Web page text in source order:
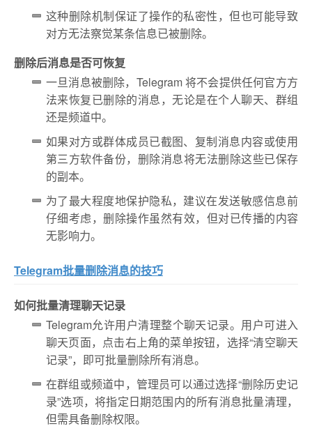
这种删除机制保证了操作的私密性，但也可能导致
对方无法察觉某条信息已被删除。
删除后消息是否可恢复
一旦消息被删除，Telegram 将不会提供任何官方方
法来恢复已删除的消息，无论是在个人聊天、群组
还是频道中。
如果对方或群体成员已截图、复制消息内容或使用
第三方软件备份，删除消息将无法删除这些已保存
的副本。
为了最大程度地保护隐私，建议在发送敏感信息前
仔细考虑，删除操作虽然有效，但对已传播的内容
无影响力。
Telegram批量删除消息的技巧
如何批量清理聊天记录
Telegram允许用户清理整个聊天记录。用户可进入
聊天页面，点击右上角的菜单按钮，选择“清空聊天
记录”，即可批量删除所有消息。
在群组或频道中，管理员可以通过选择“删除历史记
录”选项，将指定日期范围内的所有消息批量清理，
但需具备删除权限。